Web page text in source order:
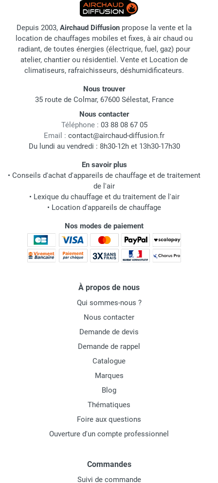
Depuis 2003, Airchaud Diffusion propose la vente et la
location de chauffages mobiles et fixes, à air chaud ou
radiant, de toutes énergies (électrique, fuel, gaz) pour
atelier, chantier ou résidentiel. Vente et Location de
climatiseurs, rafraichisseurs, déshumidificateurs.
Nous trouver
35 route de Colmar, 67600 Sélestat, France
Nous contacter
Téléphone : 03 88 08 67 05
Email : contact@airchaud-diffusion.fr
Du lundi au vendredi : 8h30-12h et 13h30-17h30
En savoir plus
• Conseils d'achat d'appareils de chauffage et de traitement
de l'air
• Lexique du chauffage et du traitement de l'air
• Location d'appareils de chauffage
Nos modes de paiement
À propos de nous
Qui sommes-nous ?
Nous contacter
Demande de devis
Demande de rappel
Catalogue
Marques
Blog
Thématiques
Foire aux questions
Ouverture d'un compte professionnel
Commandes
Suivi de commande